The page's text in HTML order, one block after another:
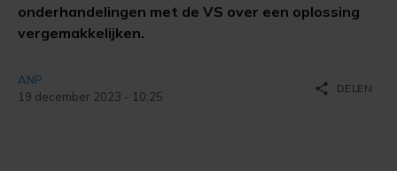
onderhandelingen met de VS over een oplossing
vergemakkelijken.
ANP
19 december 2023 - 10:25
share DELEN